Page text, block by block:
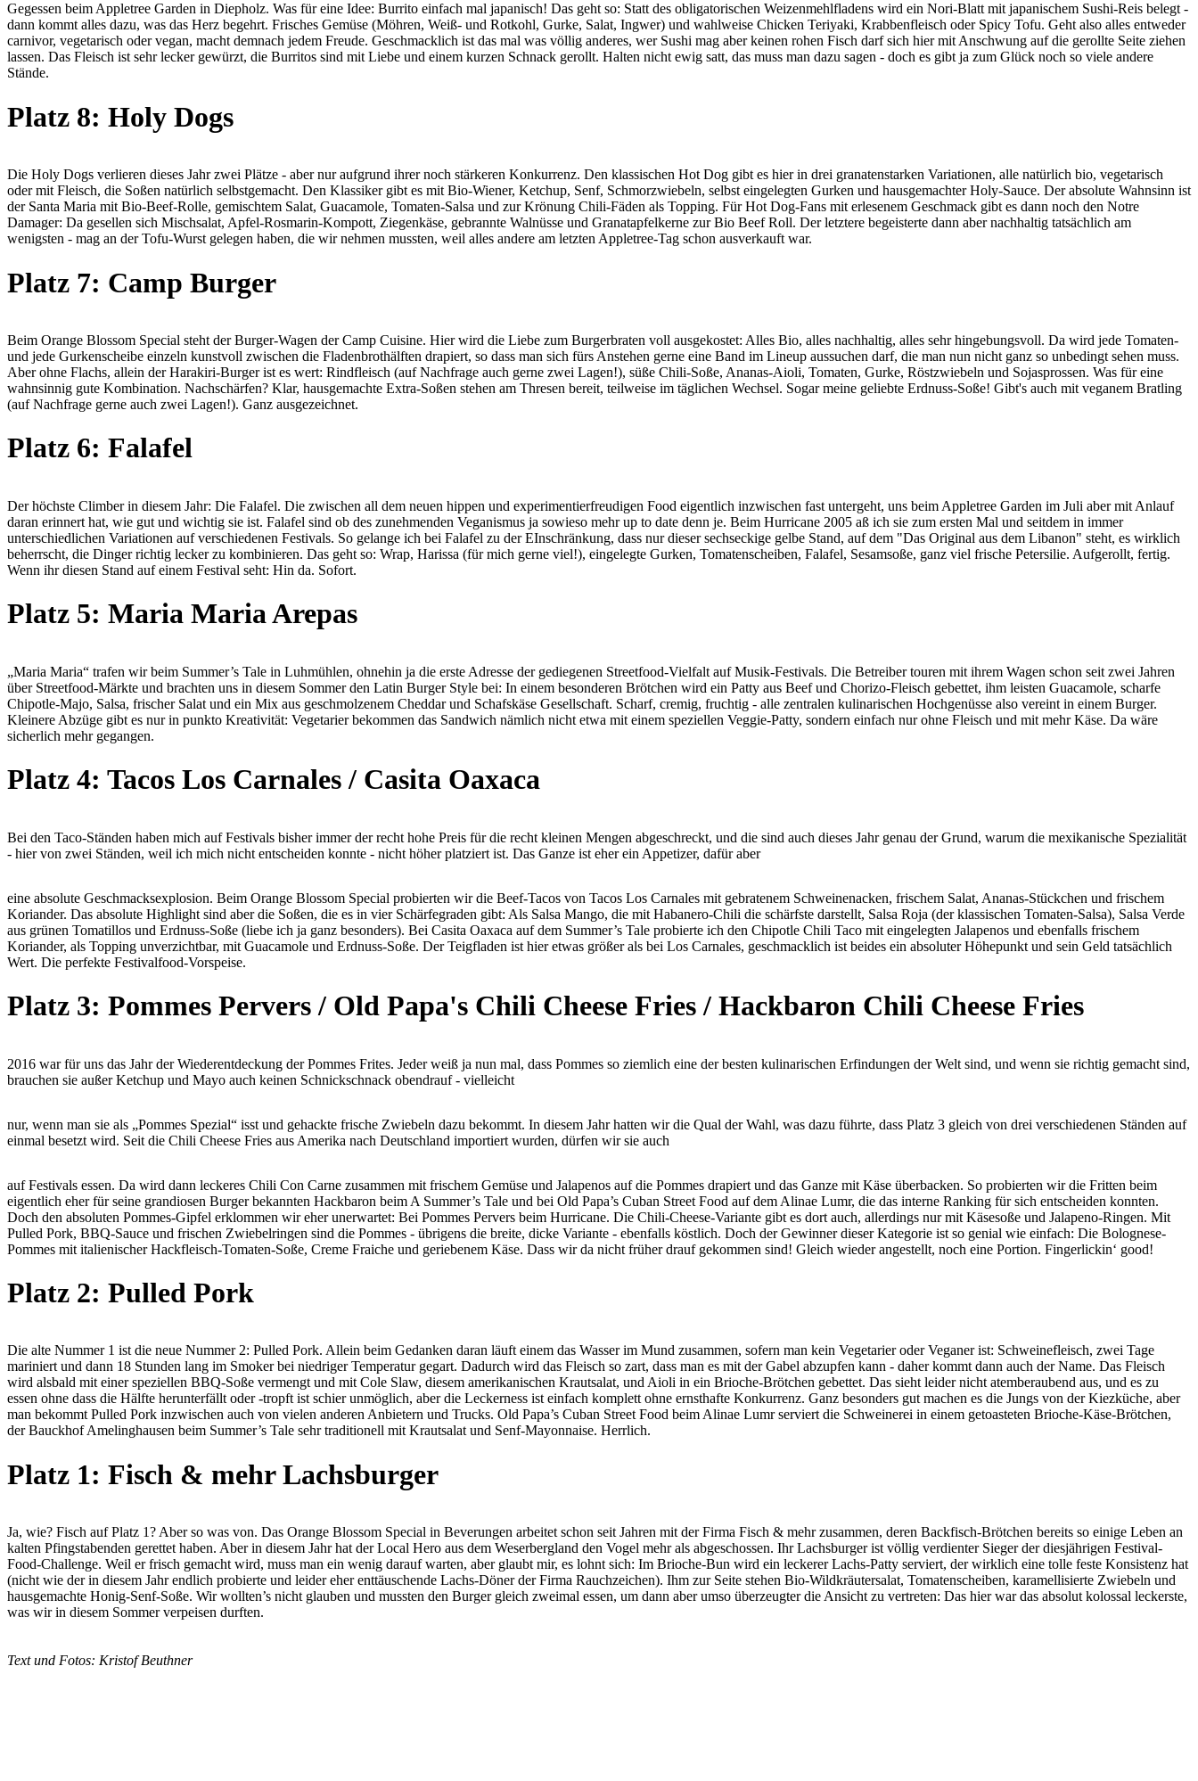
Gegessen beim Appletree Garden in Diepholz. Was für eine Idee: Burrito einfach mal japanisch! Das geht so: Statt des obligatorischen Weizenmehlfladens wird ein Nori-Blatt mit japanischem Sushi-Reis belegt -
dann kommt alles dazu, was das Herz begehrt. Frisches Gemüse (Möhren, Weiß- und Rotkohl, Gurke, Salat, Ingwer) und wahlweise Chicken Teriyaki, Krabbenfleisch oder Spicy Tofu. Geht also alles entweder
carnivor, vegetarisch oder vegan, macht demnach jedem Freude. Geschmacklich ist das mal was völlig anderes, wer Sushi mag aber keinen rohen Fisch darf sich hier mit Anschwung auf die gerollte Seite ziehen
lassen. Das Fleisch ist sehr lecker gewürzt, die Burritos sind mit Liebe und einem kurzen Schnack gerollt. Halten nicht ewig satt, das muss man dazu sagen - doch es gibt ja zum Glück noch so viele andere
Stände.
Platz 8: Holy Dogs
Die Holy Dogs verlieren dieses Jahr zwei Plätze - aber nur aufgrund ihrer noch stärkeren Konkurrenz. Den klassischen Hot Dog gibt es hier in drei granatenstarken Variationen, alle natürlich bio, vegetarisch
oder mit Fleisch, die Soßen natürlich selbstgemacht. Den Klassiker gibt es mit Bio-Wiener, Ketchup, Senf, Schmorzwiebeln, selbst eingelegten Gurken und hausgemachter Holy-Sauce. Der absolute Wahnsinn ist
der Santa Maria mit Bio-Beef-Rolle, gemischtem Salat, Guacamole, Tomaten-Salsa und zur Krönung Chili-Fäden als Topping. Für Hot Dog-Fans mit erlesenem Geschmack gibt es dann noch den Notre
Damager: Da gesellen sich Mischsalat, Apfel-Rosmarin-Kompott, Ziegenkäse, gebrannte Walnüsse und Granatapfelkerne zur Bio Beef Roll. Der letztere begeisterte dann aber nachhaltig tatsächlich am
wenigsten - mag an der Tofu-Wurst gelegen haben, die wir nehmen mussten, weil alles andere am letzten Appletree-Tag schon ausverkauft war.
Platz 7: Camp Burger
Beim Orange Blossom Special steht der Burger-Wagen der Camp Cuisine. Hier wird die Liebe zum Burgerbraten voll ausgekostet: Alles Bio, alles nachhaltig, alles sehr hingebungsvoll. Da wird jede Tomaten-
und jede Gurkenscheibe einzeln kunstvoll zwischen die Fladenbrothälften drapiert, so dass man sich fürs Anstehen gerne eine Band im Lineup aussuchen darf, die man nun nicht ganz so unbedingt sehen muss.
Aber ohne Flachs, allein der Harakiri-Burger ist es wert: Rindfleisch (auf Nachfrage auch gerne zwei Lagen!), süße Chili-Soße, Ananas-Aioli, Tomaten, Gurke, Röstzwiebeln und Sojasprossen. Was für eine
wahnsinnig gute Kombination. Nachschärfen? Klar, hausgemachte Extra-Soßen stehen am Thresen bereit, teilweise im täglichen Wechsel. Sogar meine geliebte Erdnuss-Soße! Gibt's auch mit veganem Bratling
(auf Nachfrage gerne auch zwei Lagen!). Ganz ausgezeichnet.
Platz 6: Falafel
Der höchste Climber in diesem Jahr: Die Falafel. Die zwischen all dem neuen hippen und experimentierfreudigen Food eigentlich inzwischen fast untergeht, uns beim Appletree Garden im Juli aber mit Anlauf
daran erinnert hat, wie gut und wichtig sie ist. Falafel sind ob des zunehmenden Veganismus ja sowieso mehr up to date denn je. Beim Hurricane 2005 aß ich sie zum ersten Mal und seitdem in immer
unterschiedlichen Variationen auf verschiedenen Festivals. So gelange ich bei Falafel zu der EInschränkung, dass nur dieser sechseckige gelbe Stand, auf dem "Das Original aus dem Libanon" steht, es wirklich
beherrscht, die Dinger richtig lecker zu kombinieren. Das geht so: Wrap, Harissa (für mich gerne viel!), eingelegte Gurken, Tomatenscheiben, Falafel, Sesamsoße, ganz viel frische Petersilie. Aufgerollt, fertig.
Wenn ihr diesen Stand auf einem Festival seht: Hin da. Sofort.
Platz 5: Maria Maria Arepas
„Maria Maria“ trafen wir beim Summer’s Tale in Luhmühlen, ohnehin ja die erste Adresse der gediegenen Streetfood-Vielfalt auf Musik-Festivals. Die Betreiber touren mit ihrem Wagen schon seit zwei Jahren
über Streetfood-Märkte und brachten uns in diesem Sommer den Latin Burger Style bei: In einem besonderen Brötchen wird ein Patty aus Beef und Chorizo-Fleisch gebettet, ihm leisten Guacamole, scharfe
Chipotle-Majo, Salsa, frischer Salat und ein Mix aus geschmolzenem Cheddar und Schafskäse Gesellschaft. Scharf, cremig, fruchtig - alle zentralen kulinarischen Hochgenüsse also vereint in einem Burger.
Kleinere Abzüge gibt es nur in punkto Kreativität: Vegetarier bekommen das Sandwich nämlich nicht etwa mit einem speziellen Veggie-Patty, sondern einfach nur ohne Fleisch und mit mehr Käse. Da wäre
sicherlich mehr gegangen.
Platz 4: Tacos Los Carnales / Casita Oaxaca
Bei den Taco-Ständen haben mich auf Festivals bisher immer der recht hohe Preis für die recht kleinen Mengen abgeschreckt, und die sind auch dieses Jahr genau der Grund, warum die mexikanische Spezialität
- hier von zwei Ständen, weil ich mich nicht entscheiden konnte - nicht höher platziert ist. Das Ganze ist eher ein Appetizer, dafür aber
eine absolute Geschmacksexplosion. Beim Orange Blossom Special probierten wir die Beef-Tacos von Tacos Los Carnales mit gebratenem Schweinenacken, frischem Salat, Ananas-Stückchen und frischem
Koriander. Das absolute Highlight sind aber die Soßen, die es in vier Schärfegraden gibt: Als Salsa Mango, die mit Habanero-Chili die schärfste darstellt, Salsa Roja (der klassischen Tomaten-Salsa), Salsa Verde
aus grünen Tomatillos und Erdnuss-Soße (liebe ich ja ganz besonders). Bei Casita Oaxaca auf dem Summer’s Tale probierte ich den Chipotle Chili Taco mit eingelegten Jalapenos und ebenfalls frischem
Koriander, als Topping unverzichtbar, mit Guacamole und Erdnuss-Soße. Der Teigfladen ist hier etwas größer als bei Los Carnales, geschmacklich ist beides ein absoluter Höhepunkt und sein Geld tatsächlich
Wert. Die perfekte Festivalfood-Vorspeise.
Platz 3: Pommes Pervers / Old Papa's Chili Cheese Fries / Hackbaron Chili Cheese Fries
2016 war für uns das Jahr der Wiederentdeckung der Pommes Frites. Jeder weiß ja nun mal, dass Pommes so ziemlich eine der besten kulinarischen Erfindungen der Welt sind, und wenn sie richtig gemacht sind,
brauchen sie außer Ketchup und Mayo auch keinen Schnickschnack obendrauf - vielleicht
nur, wenn man sie als „Pommes Spezial“ isst und gehackte frische Zwiebeln dazu bekommt. In diesem Jahr hatten wir die Qual der Wahl, was dazu führte, dass Platz 3 gleich von drei verschiedenen Ständen auf
einmal besetzt wird. Seit die Chili Cheese Fries aus Amerika nach Deutschland importiert wurden, dürfen wir sie auch
auf Festivals essen. Da wird dann leckeres Chili Con Carne zusammen mit frischem Gemüse und Jalapenos auf die Pommes drapiert und das Ganze mit Käse überbacken. So probierten wir die Fritten beim
eigentlich eher für seine grandiosen Burger bekannten Hackbaron beim A Summer’s Tale und bei Old Papa’s Cuban Street Food auf dem Alinae Lumr, die das interne Ranking für sich entscheiden konnten.
Doch den absoluten Pommes-Gipfel erklommen wir eher unerwartet: Bei Pommes Pervers beim Hurricane. Die Chili-Cheese-Variante gibt es dort auch, allerdings nur mit Käsesoße und Jalapeno-Ringen. Mit
Pulled Pork, BBQ-Sauce und frischen Zwiebelringen sind die Pommes - übrigens die breite, dicke Variante - ebenfalls köstlich. Doch der Gewinner dieser Kategorie ist so genial wie einfach: Die Bolognese-
Pommes mit italienischer Hackfleisch-Tomaten-Soße, Creme Fraiche und geriebenem Käse. Dass wir da nicht früher drauf gekommen sind! Gleich wieder angestellt, noch eine Portion. Fingerlickin‘ good!
Platz 2: Pulled Pork
Die alte Nummer 1 ist die neue Nummer 2: Pulled Pork. Allein beim Gedanken daran läuft einem das Wasser im Mund zusammen, sofern man kein Vegetarier oder Veganer ist: Schweinefleisch, zwei Tage
mariniert und dann 18 Stunden lang im Smoker bei niedriger Temperatur gegart. Dadurch wird das Fleisch so zart, dass man es mit der Gabel abzupfen kann - daher kommt dann auch der Name. Das Fleisch
wird alsbald mit einer speziellen BBQ-Soße vermengt und mit Cole Slaw, diesem amerikanischen Krautsalat, und Aioli in ein Brioche-Brötchen gebettet. Das sieht leider nicht atemberaubend aus, und es zu
essen ohne dass die Hälfte herunterfällt oder -tropft ist schier unmöglich, aber die Leckerness ist einfach komplett ohne ernsthafte Konkurrenz. Ganz besonders gut machen es die Jungs von der Kiezküche, aber
man bekommt Pulled Pork inzwischen auch von vielen anderen Anbietern und Trucks. Old Papa’s Cuban Street Food beim Alinae Lumr serviert die Schweinerei in einem getoasteten Brioche-Käse-Brötchen,
der Bauckhof Amelinghausen beim Summer’s Tale sehr traditionell mit Krautsalat und Senf-Mayonnaise. Herrlich.
Platz 1: Fisch & mehr Lachsburger
Ja, wie? Fisch auf Platz 1? Aber so was von. Das Orange Blossom Special in Beverungen arbeitet schon seit Jahren mit der Firma Fisch & mehr zusammen, deren Backfisch-Brötchen bereits so einige Leben an
kalten Pfingstabenden gerettet haben. Aber in diesem Jahr hat der Local Hero aus dem Weserbergland den Vogel mehr als abgeschossen. Ihr Lachsburger ist völlig verdienter Sieger der diesjährigen Festival-
Food-Challenge. Weil er frisch gemacht wird, muss man ein wenig darauf warten, aber glaubt mir, es lohnt sich: Im Brioche-Bun wird ein leckerer Lachs-Patty serviert, der wirklich eine tolle feste Konsistenz hat
(nicht wie der in diesem Jahr endlich probierte und leider eher enttäuschende Lachs-Döner der Firma Rauchzeichen). Ihm zur Seite stehen Bio-Wildkräutersalat, Tomatenscheiben, karamellisierte Zwiebeln und
hausgemachte Honig-Senf-Soße. Wir wollten’s nicht glauben und mussten den Burger gleich zweimal essen, um dann aber umso überzeugter die Ansicht zu vertreten: Das hier war das absolut kolossal leckerste,
was wir in diesem Sommer verpeisen durften.
Text und Fotos: Kristof Beuthner